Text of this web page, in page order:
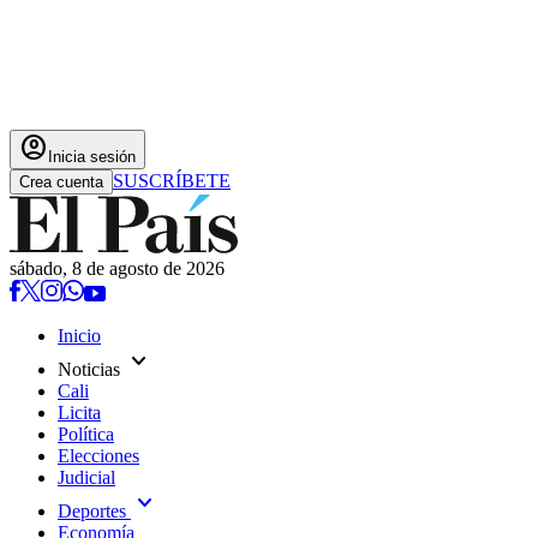
account_circle Inicia sesión
Crea cuenta SUSCRÍBETE
sábado, 8 de agosto de 2026
Inicio
Noticias expand_more
Cali
Licita
Política
Elecciones
Judicial
Deportes expand_more
Economía